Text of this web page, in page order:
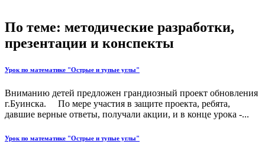
По теме: методические разработки,
презентации и конспекты
Урок по математике "Острые и тупые углы"
Вниманию детей предложен грандиозный проект обновления
г.Буинска. По мере участия в защите проекта, ребята,
давшие верные ответы, получали акции, и в конце урока -...
Урок по математике "Острые и тупые углы"